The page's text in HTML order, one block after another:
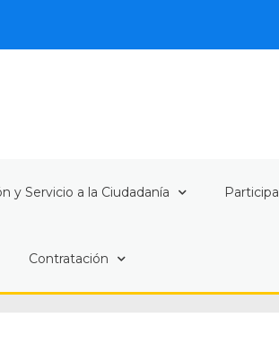
y Servicio a la Ciudadanía Participa
Contratación